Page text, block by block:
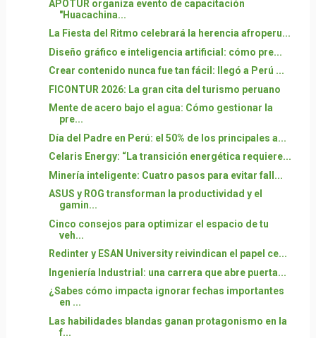
APOTUR organiza evento de capacitación
"Huacachina...
La Fiesta del Ritmo celebrará la herencia afroperu...
Diseño gráfico e inteligencia artificial: cómo pre...
Crear contenido nunca fue tan fácil: llegó a Perú ...
FICONTUR 2026: La gran cita del turismo peruano
Mente de acero bajo el agua: Cómo gestionar la
pre...
Día del Padre en Perú: el 50% de los principales a...
Celaris Energy: “La transición energética requiere...
Minería inteligente: Cuatro pasos para evitar fall...
ASUS y ROG transforman la productividad y el
gamin...
Cinco consejos para optimizar el espacio de tu
veh...
Redinter y ESAN University reivindican el papel ce...
Ingeniería Industrial: una carrera que abre puerta...
¿Sabes cómo impacta ignorar fechas importantes
en ...
Las habilidades blandas ganan protagonismo en la
f...